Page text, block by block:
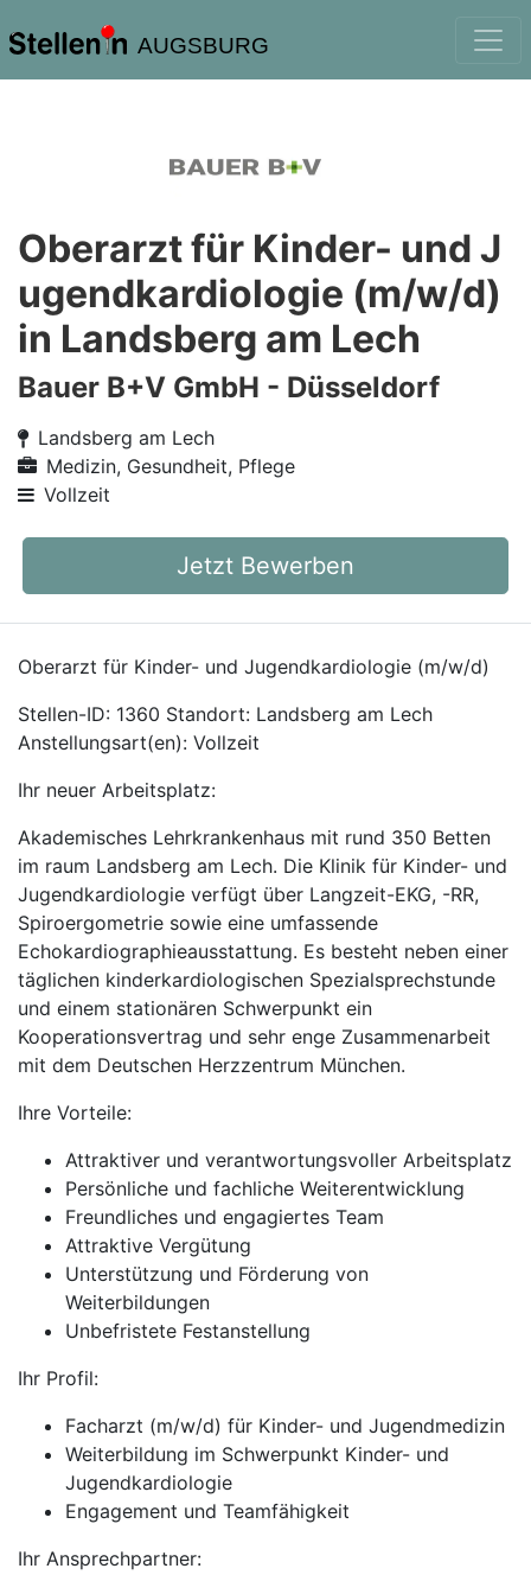
AUGSBURG
Oberarzt für Kinder- und J
ugendkardiologie (m/w/d)
in Landsberg am Lech
Bauer B+V GmbH - Düsseldorf
Landsberg am Lech
Medizin, Gesundheit, Pflege
Vollzeit
Jetzt Bewerben
Oberarzt für Kinder- und Jugendkardiologie (m/w/d)
Stellen-ID: 1360 Standort: Landsberg am Lech
Anstellungsart(en): Vollzeit
Ihr neuer Arbeitsplatz:
Akademisches Lehrkrankenhaus mit rund 350 Betten
im raum Landsberg am Lech. Die Klinik für Kinder- und
Jugendkardiologie verfügt über Langzeit-EKG, -RR,
Spiroergometrie sowie eine umfassende
Echokardiographieausstattung. Es besteht neben einer
täglichen kinderkardiologischen Spezialsprechstunde
und einem stationären Schwerpunkt ein
Kooperationsvertrag und sehr enge Zusammenarbeit
mit dem Deutschen Herzzentrum München.
Ihre Vorteile:
Attraktiver und verantwortungsvoller Arbeitsplatz
Persönliche und fachliche Weiterentwicklung
Freundliches und engagiertes Team
Attraktive Vergütung
Unterstützung und Förderung von
Weiterbildungen
Unbefristete Festanstellung
Ihr Profil:
Facharzt (m/w/d) für Kinder- und Jugendmedizin
Weiterbildung im Schwerpunkt Kinder- und
Jugendkardiologie
Engagement und Teamfähigkeit
Ihr Ansprechpartner: